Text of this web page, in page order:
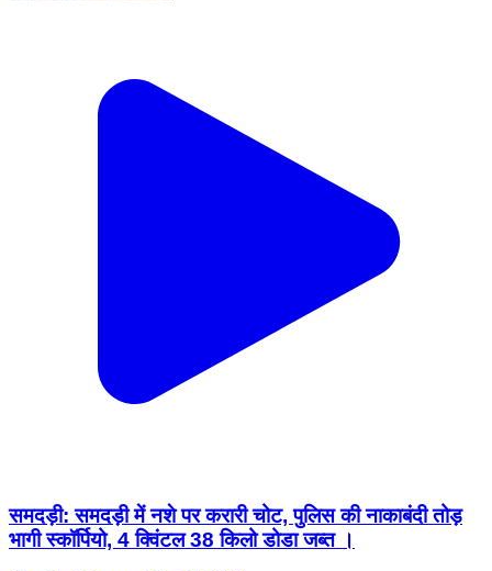
समदड़ी: समदड़ी में नशे पर करारी चोट, पुलिस की नाकाबंदी तोड़
भागी स्कॉर्पियो, 4 क्विंटल 38 किलो डोडा जब्त ।